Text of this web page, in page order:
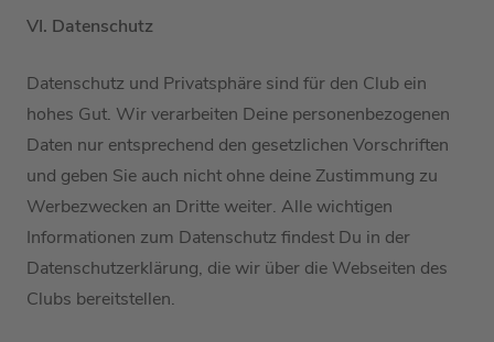
VI. Datenschutz
Datenschutz und Privatsphäre sind für den Club ein
hohes Gut. Wir verarbeiten Deine personenbezogenen
Daten nur entsprechend den gesetzlichen Vorschriften
und geben Sie auch nicht ohne deine Zustimmung zu
Werbezwecken an Dritte weiter. Alle wichtigen
Informationen zum Datenschutz findest Du in der
Datenschutzerklärung, die wir über die Webseiten des
Clubs bereitstellen.